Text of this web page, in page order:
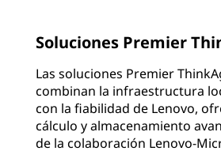
Soluciones Premier
Las soluciones Premier
combinan la infraestructura
con la fiabilidad de Lenovo,
cálculo y almacenamiento
de la colaboración Lenovo-